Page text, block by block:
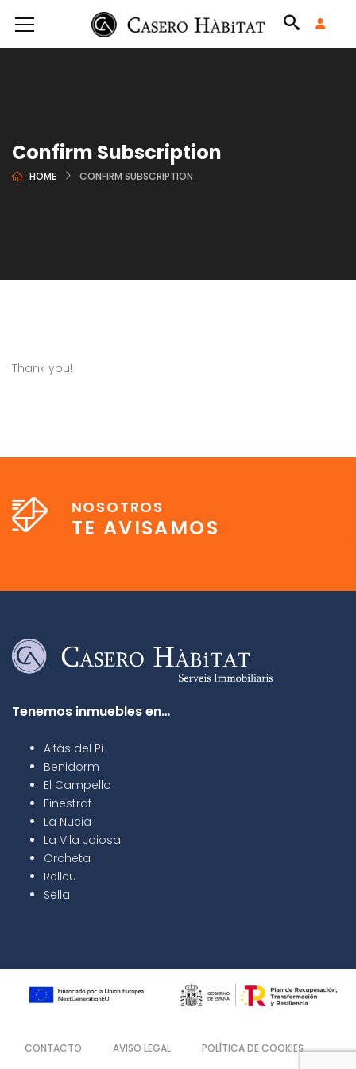
Confirm Subscription
HOME CONFIRM SUBSCRIPTION
Thank you!
NOSOTROS
TE AVISAMOS
Tenemos inmuebles en…
Alfás del Pi
Benidorm
El Campello
Finestrat
La Nucia
La Vila Joiosa
Orcheta
Relleu
Sella
CONTACTO AVISO LEGAL POLÍTICA DE COOKIES